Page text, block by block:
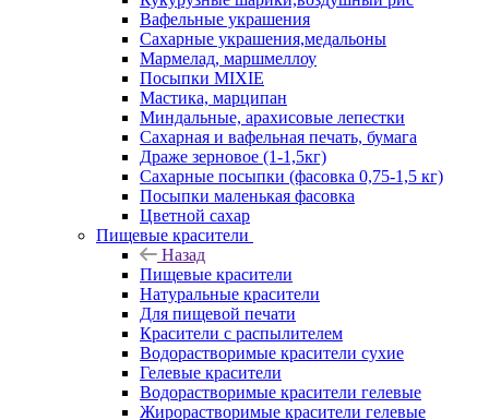
Вафельные украшения
Сахарные украшения,медальоны
Мармелад, маршмеллоу
Посыпки MIXIE
Мастика, марципан
Миндальные, арахисовые лепестки
Сахарная и вафельная печать, бумага
Драже зерновое (1-1,5кг)
Сахарные посыпки (фасовка 0,75-1,5 кг)
Посыпки маленькая фасовка
Цветной сахар
Пищевые красители
Назад
Пищевые красители
Натуральные красители
Для пищевой печати
Красители с распылителем
Водорастворимые красители сухие
Гелевые красители
Водорастворимые красители гелевые
Жирорастворимые красители гелевые